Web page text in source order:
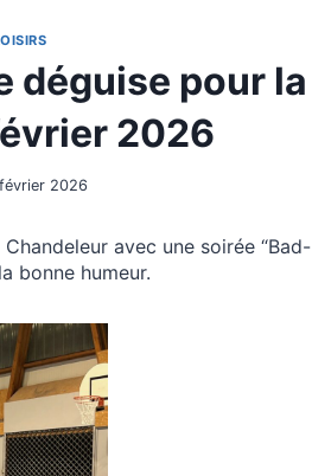
déguise pour la
2026
2026
avec une soirée “Bad-
bonne humeur.